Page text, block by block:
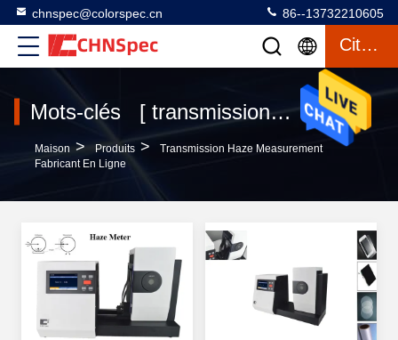
chnspec@colorspec.cn 86--13732210605
Citation
Mots-clés [ transmission haze measurement ] Correspondre 120 produits
Maison > Produits >
Transmission Haze Measurement
Fabricant En Ligne